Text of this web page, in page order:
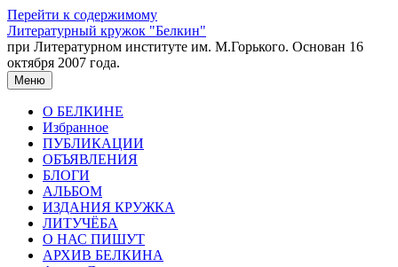
Перейти к содержимому
Литературный кружок "Белкин"
при Литературном институте им. М.Горького. Основан 16
октября 2007 года.
Меню
О БЕЛКИНЕ
Избранное
ПУБЛИКАЦИИ
ОБЪЯВЛЕНИЯ
БЛОГИ
АЛЬБОМ
ИЗДАНИЯ КРУЖКА
ЛИТУЧЁБА
О НАС ПИШУТ
АРХИВ БЕЛКИНА